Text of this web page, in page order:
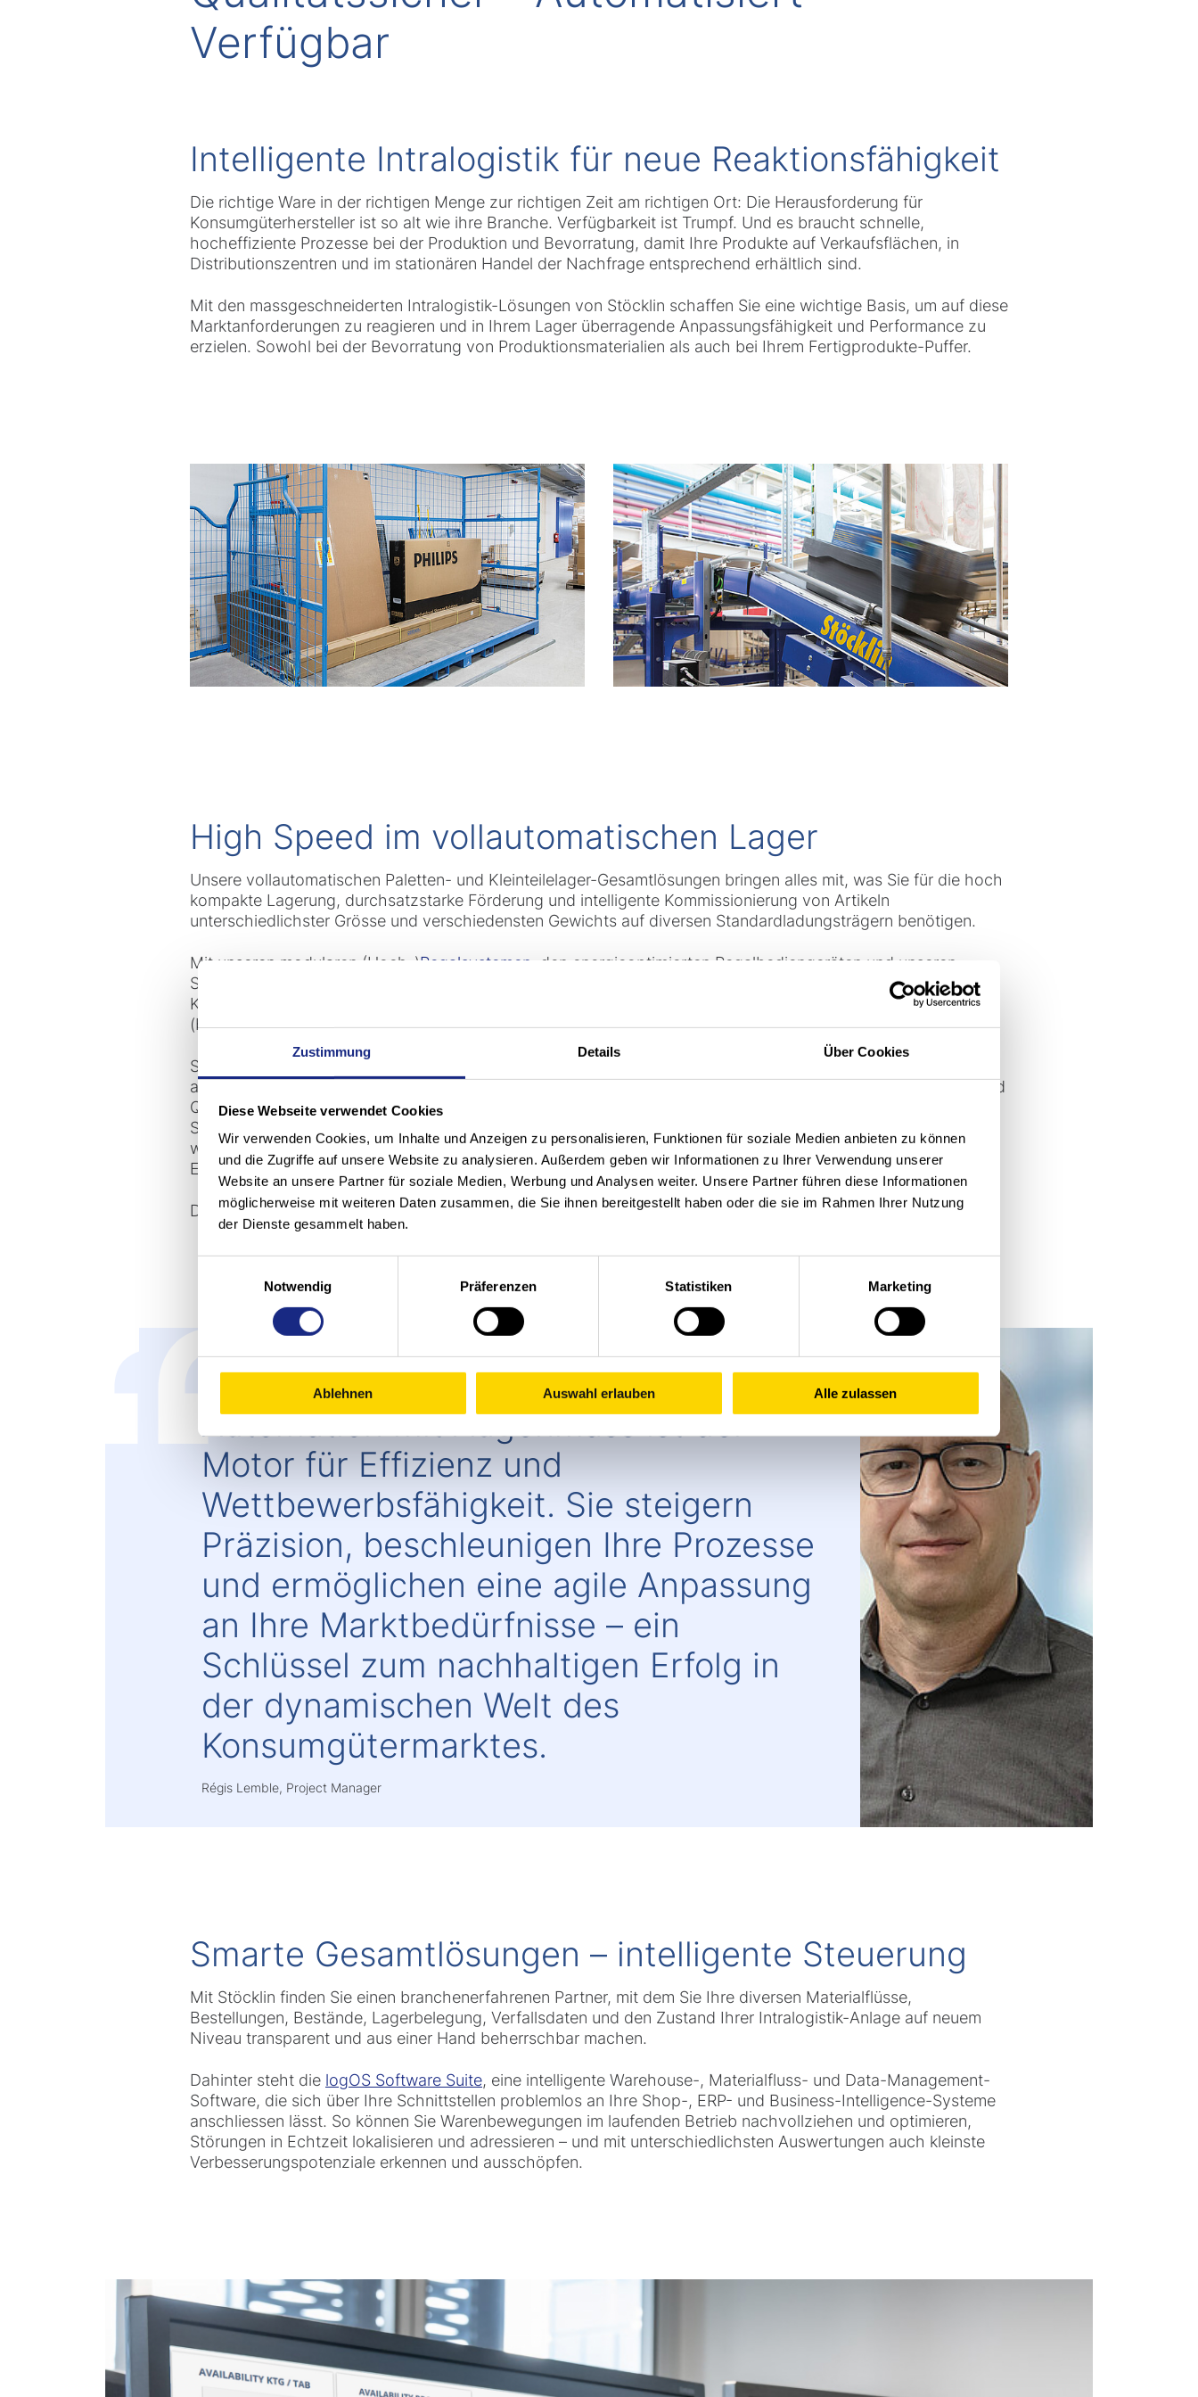
Zustimmung Details Über Cookies
Diese Webseite verwendet Cookies
Wir verwenden Cookies, um Inhalte und Anzeigen zu personalisieren, Funktionen für soziale Medien anbieten zu können
und die Zugriffe auf unsere Website zu analysieren. Außerdem geben wir Informationen zu Ihrer Verwendung unserer
Website an unsere Partner für soziale Medien, Werbung und Analysen weiter. Unsere Partner führen diese Informationen
möglicherweise mit weiteren Daten zusammen, die Sie ihnen bereitgestellt haben oder die sie im Rahmen Ihrer Nutzung
der Dienste gesammelt haben.
Notwendig
Präferenzen Statistiken Marketing
Ablehnen Auswahl erlauben Alle zulassen
Verfügbar
Intelligente Intralogistik für neue Reaktionsfähigkeit
Die richtige Ware in der richtigen Menge zur richtigen Zeit am richtigen Ort: Die Herausforderung für
Konsumgüterhersteller ist so alt wie ihre Branche. Verfügbarkeit ist Trumpf. Und es braucht schnelle,
hocheffiziente Prozesse bei der Produktion und Bevorratung, damit Ihre Produkte auf Verkaufsflächen, in
Distributionszentren und im stationären Handel der Nachfrage entsprechend erhältlich sind.
Mit den massgeschneiderten Intralogistik-Lösungen von Stöcklin schaffen Sie eine wichtige Basis, um auf diese
Marktanforderungen zu reagieren und in Ihrem Lager überragende Anpassungsfähigkeit und Performance zu
erzielen. Sowohl bei der Bevorratung von Produktionsmaterialien als auch bei Ihrem Fertigprodukte-Puffer.
High Speed im vollautomatischen Lager
Unsere vollautomatischen Paletten- und Kleinteilelager-Gesamtlösungen bringen alles mit, was Sie für die hoch
kompakte Lagerung, durchsatzstarke Förderung und intelligente Kommissionierung von Artikeln
unterschiedlichster Grösse und verschiedensten Gewichts auf diversen Standardladungsträgern benötigen.
Mit unseren modularen (Hoch-)Regalsystemen , den energieoptimierten Regalbediengeräten und unseren
Shuttle-Systemen für die ein- bis mehrfach tiefe Lagerung diverser Standard-Paletten (
MASTer RBG) sowie
Kleinteile in Boxen, Behältern und auf Tablaren (
) können Sie den verfügbaren Raum optimal nutzen
(bis in 45 m Höhe). Durch intelligent gesteuerte Doppelspielfahrten erreichen Sie höchste Umschlagszahlen.
Spezial-Greifer und -Gabeln sowie fein abgestimmte Fahrtgeschwindigkeiten sorgen dabei für eine
ausnehmend schonende und zugleich verbrauchsarme Bewegung auch gewichtiger und sensibler Waren – und
Qualität von Anfang bis Ende. Lichtgestütztes Picking, High-Speed-Kommissionierung und vollautomatische,
Shop-freundliche Zusammenstellung filialoptimierter Paletten inklusive (
wenn Sie Material frei fahrend bewegen wollen, ergänzen unsere fahrerlosen Transportsysteme ( FTS) der
EAGLE ANT Familie nahtlos Ihre Warenförderung.
Durch die modulare Konzeption aller Teillösungen wird es leicht, Ihre Anlagen bei Bedarf zu erweitern.
Automation mit Augenmass ist der
Motor für Effizienz und
Wettbewerbsfähigkeit. Sie steigern
Präzision, beschleunigen Ihre Prozesse
und ermöglichen eine agile Anpassung
an Ihre Marktbedürfnisse – ein
Schlüssel zum nachhaltigen Erfolg in
der dynamischen Welt des
Konsumgütermarktes.
Régis Lemble, Project Manager
Smarte Gesamtlösungen – intelligente Steuerung
Mit Stöcklin finden Sie einen branchenerfahrenen Partner, mit dem Sie Ihre diversen Materialflüsse,
Bestellungen, Bestände, Lagerbelegung, Verfallsdaten und den Zustand Ihrer Intralogistik-Anlage auf neuem
Niveau transparent und aus einer Hand beherrschbar machen.
Dahinter steht die logOS Software Suite, eine intelligente Warehouse-, Materialfluss- und Data-Management-
Software, die sich über Ihre Schnittstellen problemlos an Ihre Shop-, ERP- und Business-Intelligence-Systeme
anschliessen lässt. So können Sie Warenbewegungen im laufenden Betrieb nachvollziehen und optimieren,
Störungen in Echtzeit lokalisieren und adressieren – und mit unterschiedlichsten Auswertungen auch kleinste
Verbesserungspotenziale erkennen und ausschöpfen.